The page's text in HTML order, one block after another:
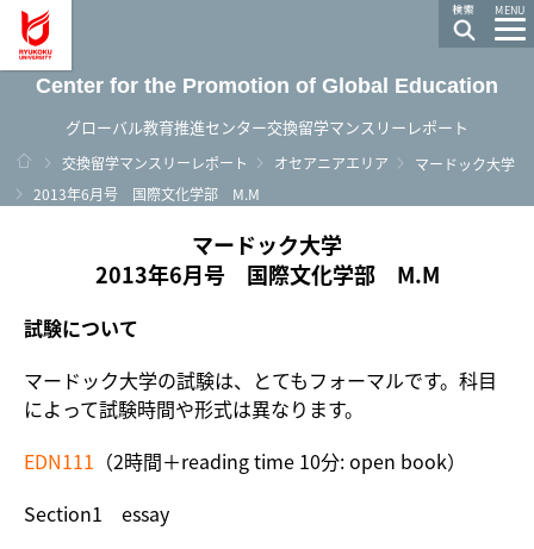
MENU
Center for the Promotion of Global Education
グローバル教育推進センター交換留学マンスリーレポート
ホーム
交換留学マンスリーレポート オセアニアエリア
マードック大学
2013年6月号 国際文化学部 M.M
マードック大学
2013年6月号 国際文化学部 M.M
試験について
マードック大学の試験は、とてもフォーマルです。科目
によって試験時間や形式は異なります。
EDN111 （2時間＋reading time 10分: open book）
Section1 essay